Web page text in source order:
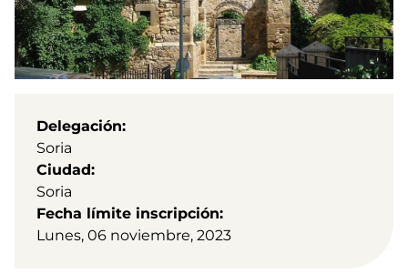
Delegación
Soria
Ciudad
Soria
Fecha límite inscripción
Lunes, 06 noviembre, 2023